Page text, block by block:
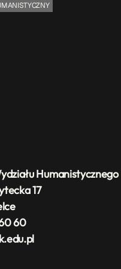
Humanistycznego
17
60